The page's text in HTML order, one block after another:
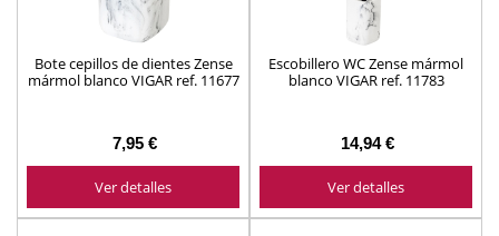
Bote cepillos de dientes Zense
mármol blanco VIGAR ref. 11677
7,95 €
Ver detalles
Escobillero WC Zense mármol
blanco VIGAR ref. 11783
14,94 €
Ver detalles